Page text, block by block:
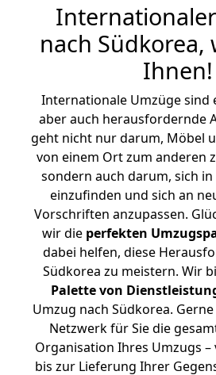
nach Südkorea,
Ihnen!
Internationale Umzüge sind
aber auch herausfordernde
geht nicht nur darum, Möbel
von einem Ort zum anderen
sondern auch darum, sich
einzufinden und sich an
Vorschriften anzupassen.
wir die perfekten
dabei helfen, diese
Südkorea zu meistern. Wir
Palette von
Umzug nach Südkorea.
Netzwerk für Sie die
Organisation Ihres Umzugs
bis zur Lieferung Ihrer